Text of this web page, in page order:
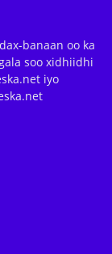
banaan oo ka
soo xidhiidhi
iyo